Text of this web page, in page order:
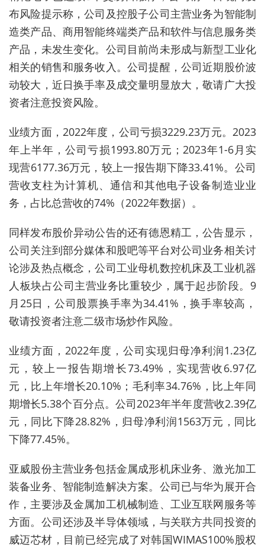
布风险提示称，公司及控股子公司主营业务为智能制
造类产品、商用智能终端类产品和软件与信息服务类
产品，未发生变化。公司目前尚未形成与新型工业化
相关的销售和服务收入。公司提醒，公司近期股价波
动较大，近日换手率及成交量明显放大，敬请广大投
资者注意投资风险。
业绩方面，2022年度，公司亏损3229.23万元。2023
年上半年，公司亏损1993.80万元；2023年1-6月实
现营6177.36万元，较上一报告期下降33.41%。公司
营收支柱为计算机、通信和其他电子设备制造业业
务，占比总营收的74%（2022年数据）。
同样发布股价异动公告的还有德恩精工，公告显示，
公司关注到部分媒体和股吧等平台对公司业务相关讨
论涉及热点概念，公司工业母机数控机床及工业机器
人板块占公司主营业务比重较少，属于起步阶段。9
月25日，公司股票换手率为34.41%，换手率较高，
敬请投资者注意二级市场炒作风险。
业绩方面，2022年度，公司实现归母净利润1.23亿
元，较上一报告期增长73.49%，实现营收6.97亿
元，比上年增长20.10%；毛利率34.76%，比上年同
期增长5.38个百分点。公司2023年半年度营收2.39亿
元，同比下降28.82%，归母净利润1563万元，同比
下降77.45%。
亚威股份主营业务包括金属成形机床业务、激光加工
装备业务、智能制造解决方案。公司已与华为展开合
作，主要涉及金属加工机械制造、工业互联网服务等
方面。公司还涉及半导体领域，与关联方共同投资的
威迈芯材，目前已经完成了对韩国WIMAS100%股权